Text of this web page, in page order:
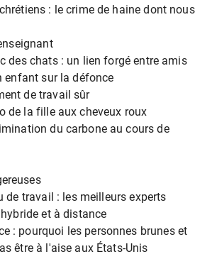
: le crime de haine dont nous
des chats : un lien forgé entre amis
enfant sur la défonce
de travail sûr
de la fille aux cheveux roux
du carbone au cours de
de travail : les meilleurs experts
et à distance
: pourquoi les personnes brunes et
être à l'aise aux États-Unis